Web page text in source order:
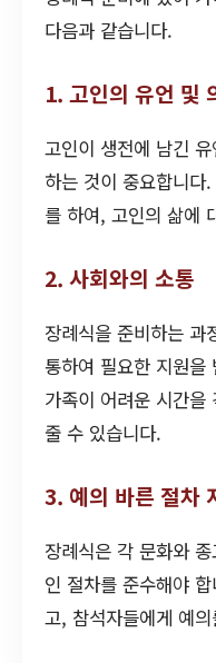
다음과 같습니다.
1. 고인의 유언 및
고인이 생전에 남긴
하는 것이 중요합니다
를 하여, 고인의 삶에
2. 사회와의 소통
장례식을 준비하는
통하여 필요한 지원을
가족이 어려운 시간
줄 수 있습니다.
3. 예의 바른 절차
장례식은 각 문화와
인 절차를 준수해야
고, 참석자들에게 예